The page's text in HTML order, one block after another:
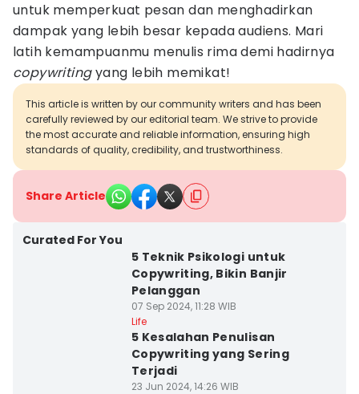
untuk memperkuat pesan dan menghadirkan
dampak yang lebih besar kepada audiens. Mari
latih kemampuanmu menulis rima demi hadirnya
copywritingyang lebih memikat!
This article is written by our community writers and has been
carefully reviewed by our editorial team. We strive to provide
the most accurate and reliable information, ensuring high
standards of quality, credibility, and trustworthiness.
Share Article
Curated For You
5 Teknik Psikologi untuk
Copywriting, Bikin Banjir
Pelanggan
07 Sep 2024, 11:28 WIB
Life
5 Kesalahan Penulisan
Copywriting yang Sering
Terjadi
23 Jun 2024, 14:26 WIB